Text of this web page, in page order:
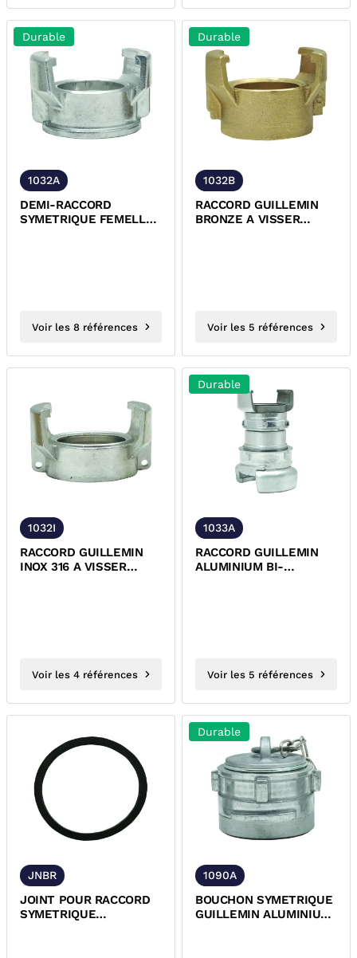
Durable
1032A
DEMI-RACCORD
SYMETRIQUE FEMELLE
Voir les 8 références
Durable
1032B
RACCORD GUILLEMIN
BRONZE A VISSER
Voir les 5 références
1032I
RACCORD GUILLEMIN
INOX 316 A VISSER
Voir les 4 références
Durable
1033A
RACCORD GUILLEMIN
ALUMINIUM BI-
Voir les 5 références
JNBR
JOINT POUR RACCORD
SYMETRIQUE
Durable
1090A
BOUCHON SYMETRIQUE
GUILLEMIN ALUMINIUM